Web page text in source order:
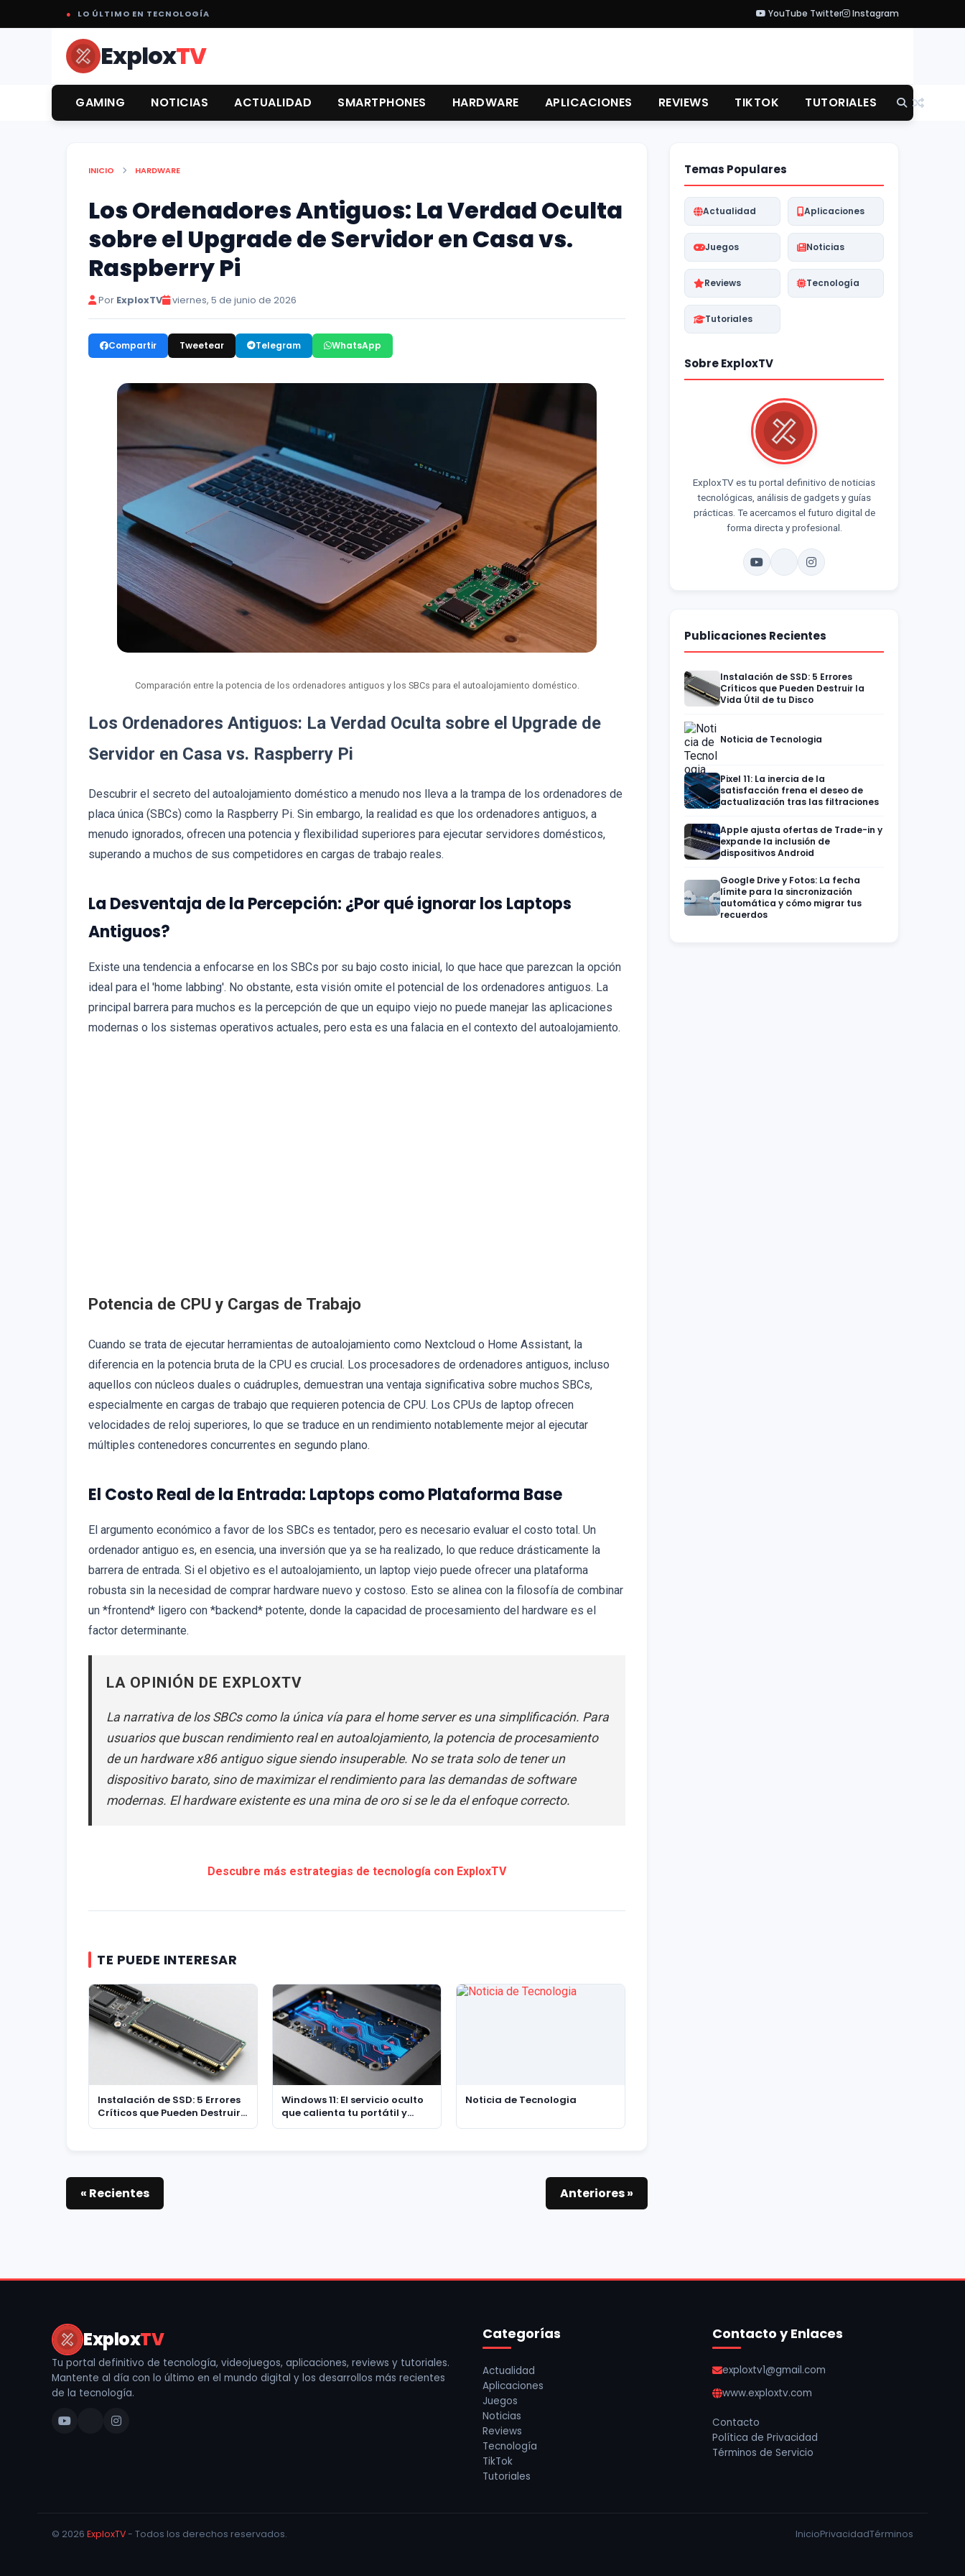
● LO ÚLTIMO EN TECNOLOGÍA YouTube Twitter Instagram
ExploxTV
GAMING NOTICIAS ACTUALIDAD SMARTPHONES HARDWARE APLICACIONES REVIEWS TIKTOK TUTORIALES
INICIO HARDWARE
Los Ordenadores Antiguos: La Verdad Oculta
sobre el Upgrade de Servidor en Casa vs.
Raspberry Pi
Por ExploxTV viernes, 5 de junio de 2026
Compartir Tweetear Telegram WhatsApp
Comparación entre la potencia de los ordenadores antiguos y los SBCs para el autoalojamiento doméstico.
Los Ordenadores Antiguos: La Verdad Oculta sobre el Upgrade de
Servidor en Casa vs. Raspberry Pi
Descubrir el secreto del autoalojamiento doméstico a menudo nos lleva a la trampa de los ordenadores de
placa única (SBCs) como la Raspberry Pi. Sin embargo, la realidad es que los ordenadores antiguos, a
menudo ignorados, ofrecen una potencia y flexibilidad superiores para ejecutar servidores domésticos,
superando a muchos de sus competidores en cargas de trabajo reales.
La Desventaja de la Percepción: ¿Por qué ignorar los Laptops
Antiguos?
Existe una tendencia a enfocarse en los SBCs por su bajo costo inicial, lo que hace que parezcan la opción
ideal para el 'home labbing'. No obstante, esta visión omite el potencial de los ordenadores antiguos. La
principal barrera para muchos es la percepción de que un equipo viejo no puede manejar las aplicaciones
modernas o los sistemas operativos actuales, pero esta es una falacia en el contexto del autoalojamiento.
Potencia de CPU y Cargas de Trabajo
Cuando se trata de ejecutar herramientas de autoalojamiento como Nextcloud o Home Assistant, la
diferencia en la potencia bruta de la CPU es crucial. Los procesadores de ordenadores antiguos, incluso
aquellos con núcleos duales o cuádruples, demuestran una ventaja significativa sobre muchos SBCs,
especialmente en cargas de trabajo que requieren potencia de CPU. Los CPUs de laptop ofrecen
velocidades de reloj superiores, lo que se traduce en un rendimiento notablemente mejor al ejecutar
múltiples contenedores concurrentes en segundo plano.
El Costo Real de la Entrada: Laptops como Plataforma Base
El argumento económico a favor de los SBCs es tentador, pero es necesario evaluar el costo total. Un
ordenador antiguo es, en esencia, una inversión que ya se ha realizado, lo que reduce drásticamente la
barrera de entrada. Si el objetivo es el autoalojamiento, un laptop viejo puede ofrecer una plataforma
robusta sin la necesidad de comprar hardware nuevo y costoso. Esto se alinea con la filosofía de combinar
un *frontend* ligero con *backend* potente, donde la capacidad de procesamiento del hardware es el
factor determinante.
LA OPINIÓN DE EXPLOXTV
La narrativa de los SBCs como la única vía para el home server es una simplificación. Para
usuarios que buscan rendimiento real en autoalojamiento, la potencia de procesamiento
de un hardware x86 antiguo sigue siendo insuperable. No se trata solo de tener un
dispositivo barato, sino de maximizar el rendimiento para las demandas de software
modernas. El hardware existente es una mina de oro si se le da el enfoque correcto.
Descubre más estrategias de tecnología con ExploxTV
TE PUEDE INTERESAR
Instalación de SSD: 5 Errores
Críticos que Pueden Destruir
la Vida Útil de tu Disco
Windows 11: El servicio oculto
que calienta tu portátil y
acelera su desgaste
Noticia de Tecnologia
« Recientes Anteriores »
Temas Populares
Actualidad Aplicaciones
Juegos Noticias
Reviews Tecnología
Tutoriales
Sobre ExploxTV
ExploxTV es tu portal definitivo de noticias
tecnológicas, análisis de gadgets y guías
prácticas. Te acercamos el futuro digital de
forma directa y profesional.
Publicaciones Recientes
Instalación de SSD: 5 Errores
Críticos que Pueden Destruir la
Vida Útil de tu Disco
Noticia de Tecnologia
Pixel 11: La inercia de la
satisfacción frena el deseo de
actualización tras las filtraciones
Apple ajusta ofertas de Trade-in y
expande la inclusión de
dispositivos Android
Google Drive y Fotos: La fecha
límite para la sincronización
automática y cómo migrar tus
recuerdos
ExploxTV
Tu portal definitivo de tecnología, videojuegos, aplicaciones, reviews y tutoriales.
Mantente al día con lo último en el mundo digital y los desarrollos más recientes
de la tecnología.
Categorías
Actualidad
Aplicaciones
Juegos
Noticias
Reviews
Tecnología
TikTok
Tutoriales
Contacto y Enlaces
exploxtv1@gmail.com
www.exploxtv.com
Contacto
Política de Privacidad
Términos de Servicio
© 2026 ExploxTV- Todos los derechos reservados. InicioPrivacidadTérminos